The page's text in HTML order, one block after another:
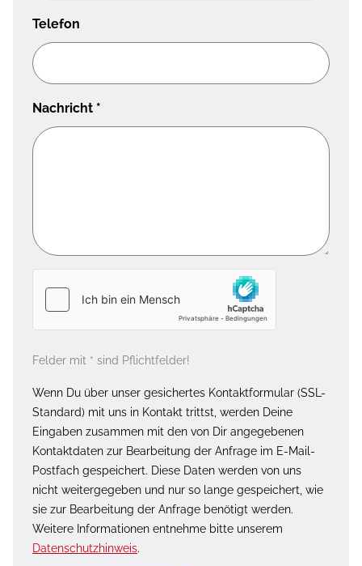
Telefon
Nachricht *
Felder mit * sind Pflichtfelder!
Wenn Du über unser gesichertes Kontaktformular (SSL-
Standard) mit uns in Kontakt trittst, werden Deine
Eingaben zusammen mit den von Dir angegebenen
Kontaktdaten zur Bearbeitung der Anfrage im E-Mail-
Postfach gespeichert. Diese Daten werden von uns
nicht weitergegeben und nur so lange gespeichert, wie
sie zur Bearbeitung der Anfrage benötigt werden.
Weitere Informationen entnehme bitte unserem
Datenschutzhinweis.